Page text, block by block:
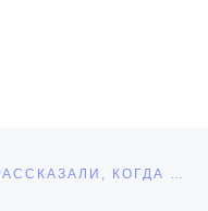
СИНОПТИКИ В ВОЛГОГРАДЕ РАССКАЗАЛИ, КОГДА ВЫПАДЕТ ПЕРВЫЙ СНЕГ